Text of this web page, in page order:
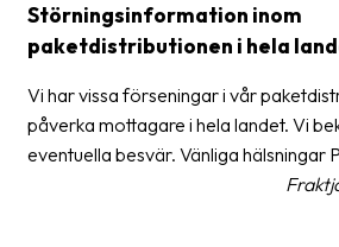
Vanliga
&
svar
Ordlista
Störningsinformation inom
paketdistributionen i hela
Vi har vissa förseningar i vår
påverka mottagare i hela landet. Vi
eventuella besvär. Vänliga hälsningar